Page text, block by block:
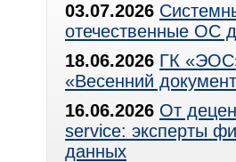
03.07.2026
отечественные ОС
18.06.2026 ГК
«Весенний
16.06.2026 От
service: эксперты
данных